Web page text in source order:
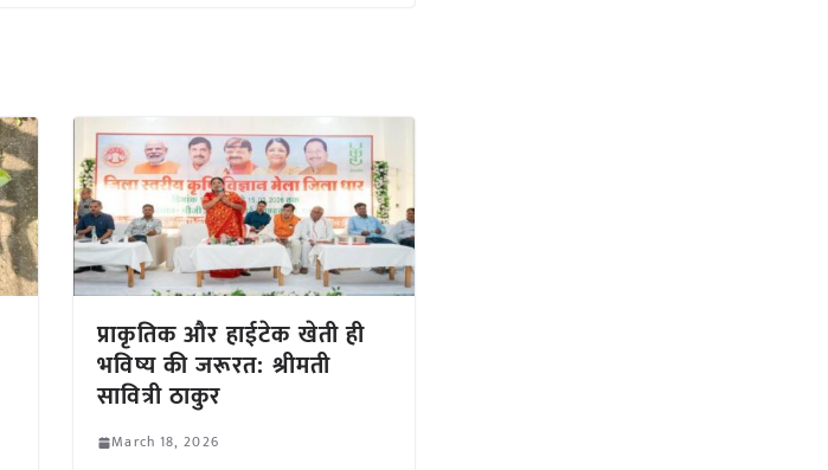
प्राकृतिक और हाईटेक खेती ही
भविष्य की जरूरत: श्रीमती
सावित्री ठाकुर
March 18, 2026